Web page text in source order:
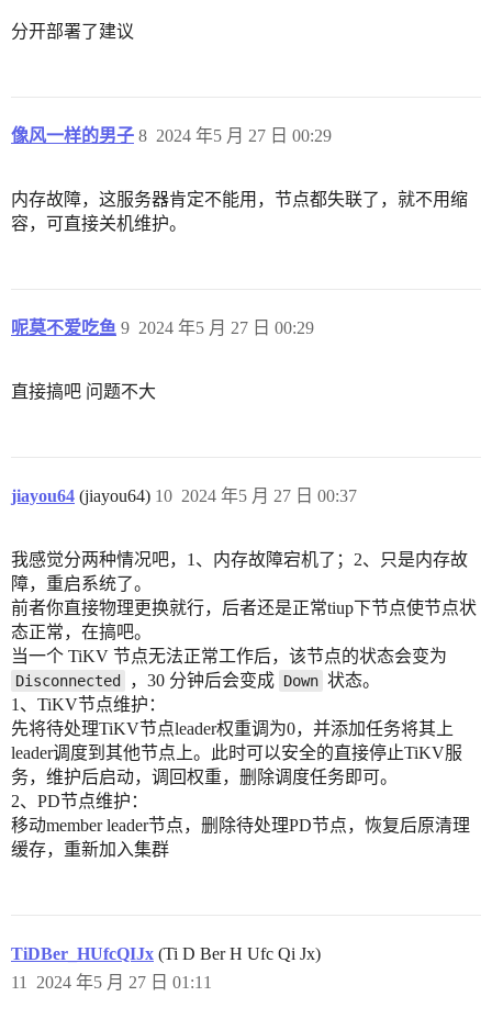
分开部署了建议
像风一样的男子 2024 年5 月 27 日 00:29
8
内存故障，这服务器肯定不能用，节点都失联了，就不用缩
容，可直接关机维护。
呢莫不爱吃鱼 2024 年5 月 27 日 00:29
9
直接搞吧 问题不大
jiayou64 (jiayou64) 2024 年5 月 27 日 00:37
10
我感觉分两种情况吧，1、内存故障宕机了；2、只是内存故
障，重启系统了。
前者你直接物理更换就行，后者还是正常tiup下节点使节点状
态正常，在搞吧。
当一个 TiKV 节点无法正常工作后，该节点的状态会变为
Disconnected ，30 分钟后会变成 Down 状态。
1、TiKV节点维护：
先将待处理TiKV节点leader权重调为0，并添加任务将其上
leader调度到其他节点上。此时可以安全的直接停止TiKV服
务，维护后启动，调回权重，删除调度任务即可。
2、PD节点维护：
移动member leader节点，删除待处理PD节点，恢复后原清理
缓存，重新加入集群
TiDBer_HUfcQIJx (Ti D Ber H Ufc Qi Jx)
2024 年5 月 27 日 01:11
11